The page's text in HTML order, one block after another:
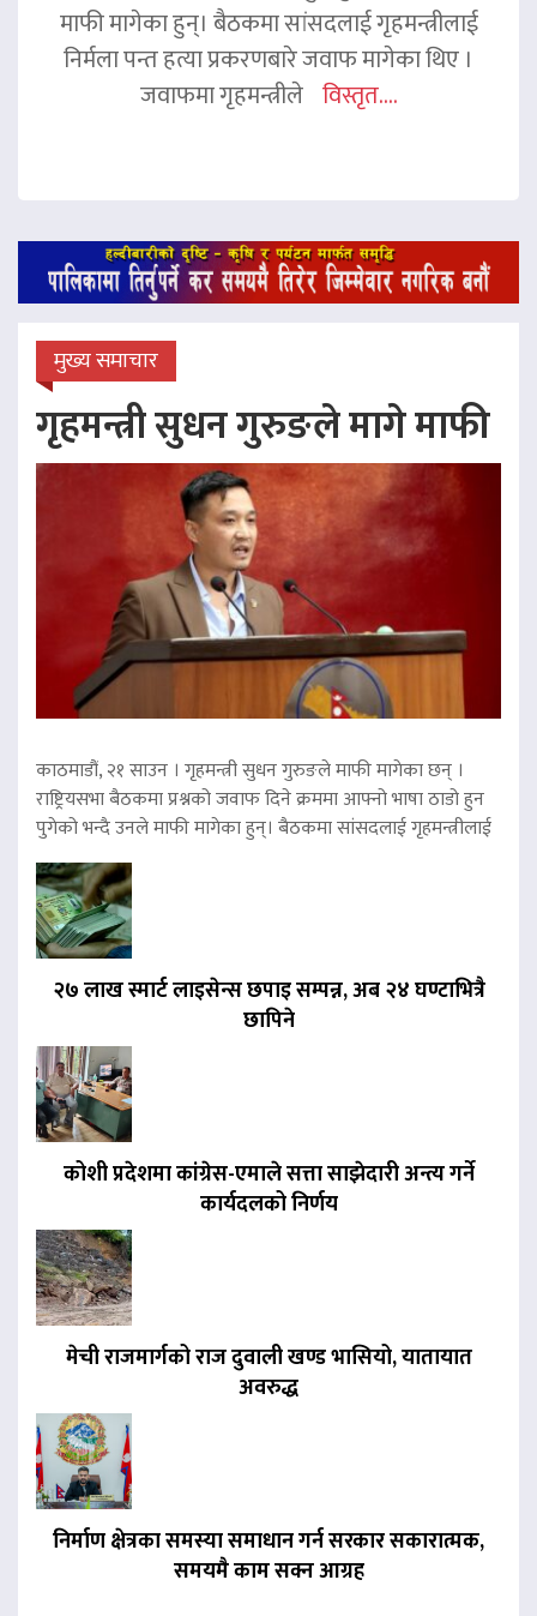
माफी मागेका हुन्। बैठकमा सांसदलाई गृहमन्त्रीलाई
निर्मला पन्त हत्या प्रकरणबारे जवाफ मागेका थिए ।
जवाफमा गृहमन्त्रीले विस्तृत....
मुख्य समाचार
गृहमन्त्री सुधन गुरुङले मागे माफी
काठमाडौं, २१ साउन । गृहमन्त्री सुधन गुरुङले माफी मागेका छन् ।
राष्ट्रियसभा बैठकमा प्रश्नको जवाफ दिने क्रममा आफ्नो भाषा ठाडो हुन
पुगेको भन्दै उनले माफी मागेका हुन्। बैठकमा सांसदलाई गृहमन्त्रीलाई
२७ लाख स्मार्ट लाइसेन्स छपाइ सम्पन्न, अब २४ घण्टाभित्रै
छापिने
कोशी प्रदेशमा कांग्रेस-एमाले सत्ता साझेदारी अन्त्य गर्ने
कार्यदलको निर्णय
मेची राजमार्गको राज दुवाली खण्ड भासियो, यातायात
अवरुद्ध
निर्माण क्षेत्रका समस्या समाधान गर्न सरकार सकारात्मक,
समयमै काम सक्न आग्रह